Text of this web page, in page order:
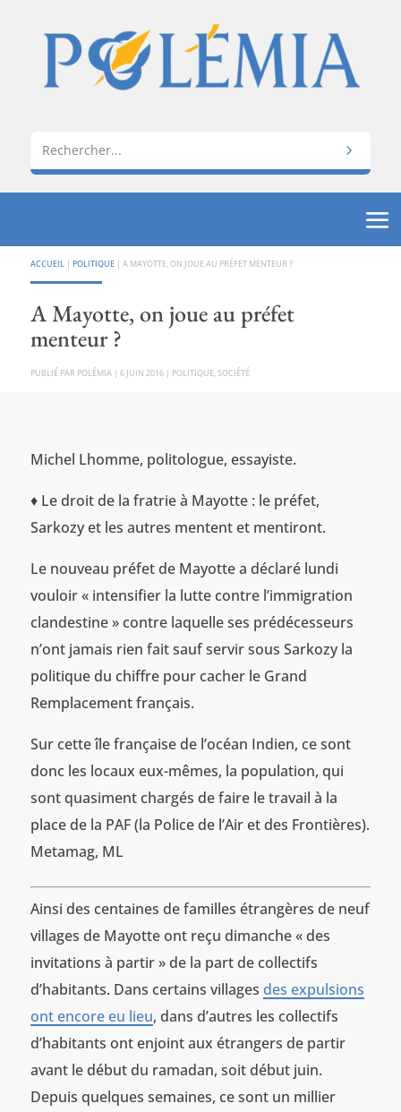
ACCUEIL | POLITIQUE| A MAYOTTE, ON JOUE AU PRÉFET MENTEUR ?
A Mayotte, on joue au préfet
menteur ?
PAR POLÉMIA | 6 JUIN 2016| POLITIQUE, SOCIÉTÉ
Michel Lhomme, politologue, essayiste.
♦ Le droit de la fratrie à Mayotte : le préfet,
Sarkozy et les autres mentent et mentiront.
Le nouveau préfet de Mayotte a déclaré lundi
vouloir « intensifier la lutte contre l’immigration
clandestine » contre laquelle ses prédécesseurs
n’ont jamais rien fait sauf servir sous Sarkozy la
politique du chiffre pour cacher le Grand
Remplacement français.
Sur cette île française de l’océan Indien, ce sont
donc les locaux eux-mêmes, la population, qui
sont quasiment chargés de faire le travail à la
place de la PAF (la Police de l’Air et des Frontières).
Metamag, ML
Ainsi des centaines de familles étrangères de neuf
villages de Mayotte ont reçu dimanche « des
invitations à partir » de la part de collectifs
d’habitants. Dans certains villages des expulsions
ont encore eu lieu, dans d’autres les collectifs
d’habitants ont enjoint aux étrangers de partir
avant le début du ramadan, soit début juin.
Depuis quelques semaines, ce sont un millier